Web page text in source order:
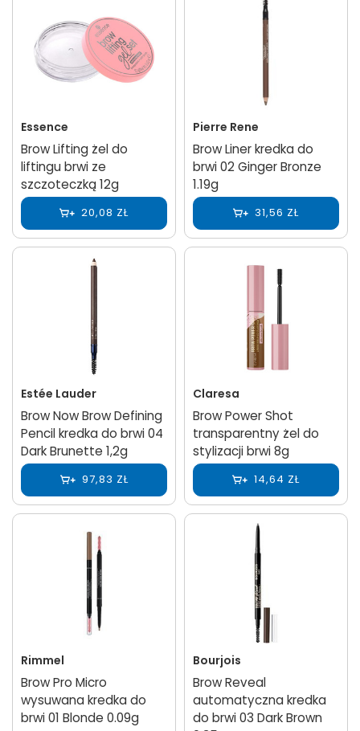
Essence
Brow Lifting żel do
liftingu brwi ze
szczoteczką 12g
20,08 ZŁ
Pierre Rene
Brow Liner kredka do
brwi 02 Ginger Bronze
1.19g
31,56 ZŁ
Estée Lauder
Brow Now Brow Defining
Pencil kredka do brwi 04
Dark Brunette 1,2g
97,83 ZŁ
Claresa
Brow Power Shot
transparentny żel do
stylizacji brwi 8g
14,64 ZŁ
Rimmel
Brow Pro Micro
wysuwana kredka do
brwi 01 Blonde 0.09g
Bourjois
Brow Reveal
automatyczna kredka
do brwi 03 Dark Brown